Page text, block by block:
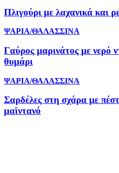
Πλιγούρι με λαχανικά και
ΨΑΡΙΑ/ΘΑΛΑΣΣΙΝΑ
Γαύρος μαρινάτος με νερό
θυμάρι
ΨΑΡΙΑ/ΘΑΛΑΣΣΙΝΑ
Σαρδέλες στη σχάρα με
μαϊντανό